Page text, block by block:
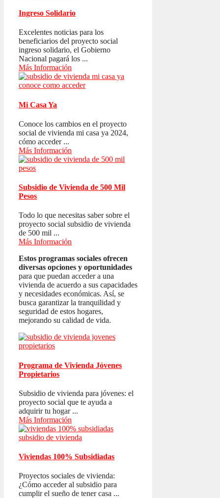
Ingreso Solidario
Excelentes noticias para los
beneficiarios del proyecto social
ingreso solidario, el Gobierno
Nacional pagará los ...
Más Información
Mi Casa Ya
Conoce los cambios en el proyecto
social de vivienda mi casa ya 2024,
cómo acceder ...
Más Información
Subsidio de Vivienda de 500 Mil
Pesos
Todo lo que necesitas saber sobre el
proyecto social subsidio de vivienda
de 500 mil ...
Más Información
Estos programas sociales ofrecen
diversas opciones y oportunidades
para que puedan acceder a una
vivienda de acuerdo a sus capacidades
y necesidades económicas. Así, se
busca garantizar la tranquilidad y
seguridad de estos hogares,
mejorando su calidad de vida.
Programa de Vivienda Jóvenes
Propietarios
Subsidio de vivienda para jóvenes: el
proyecto social que te ayuda a
adquirir tu hogar ...
Más Información
Viviendas 100% Subsidiadas
Proyectos sociales de vivienda:
¿Cómo acceder al subsidio para
cumplir el sueño de tener casa ...